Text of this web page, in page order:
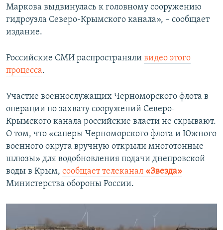
Маркова выдвинулась к головному сооружению
гидроузла Северо-Крымского канала», – сообщает
издание.
Российские СМИ распространяли видео этого
процесса.
Участие военнослужащих Черноморского флота в
операции по захвату сооружений Северо-
Крымского канала российские власти не скрывают.
О том, что «саперы Черноморского флота и Южного
военного округа вручную открыли многотонные
шлюзы» для водобновления подачи днепровской
воды в Крым, сообщает телеканал «Звезда»
Министерства обороны России.